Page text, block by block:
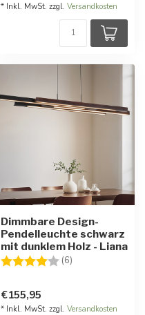
* Inkl. MwSt. zzgl. Versandkosten
Dimmbare Design-
Pendelleuchte schwarz
mit dunklem Holz - Liana
Bewertung:
(6)
€155,95
* Inkl. MwSt. zzgl. Versandkosten